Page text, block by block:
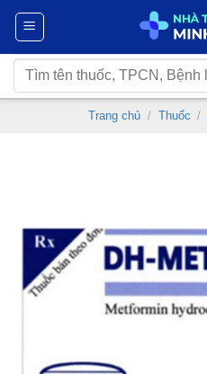
Chuyển
nội
dung
Tìm
kiếm:
Trang chủ / Thuốc /